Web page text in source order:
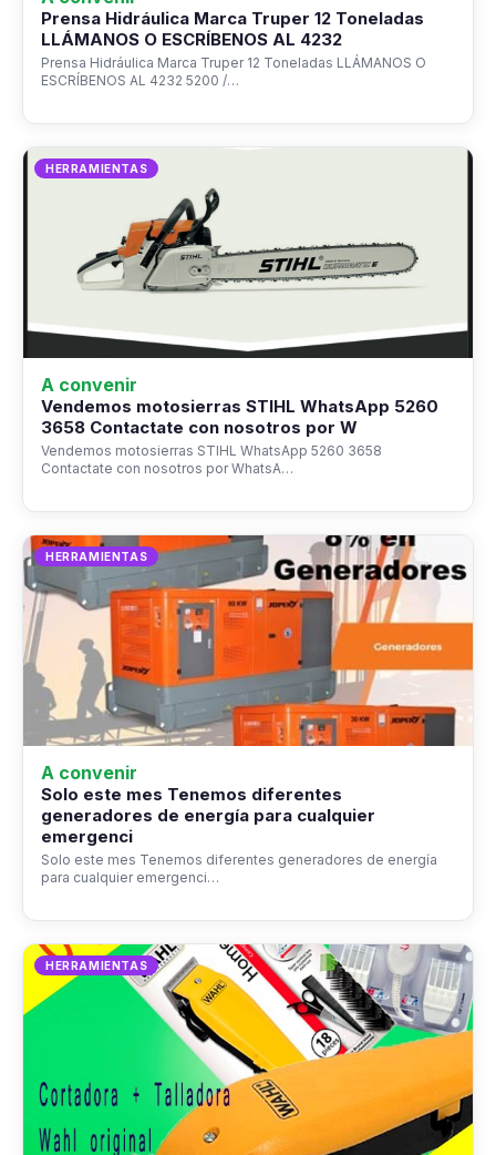
Prensa Hidráulica Marca Truper 12 Toneladas
LLÁMANOS O ESCRÍBENOS AL 4232
Prensa Hidráulica Marca Truper 12 Toneladas LLÁMANOS O
ESCRÍBENOS AL 4232 5200 /…
HERRAMIENTAS
A convenir
Vendemos motosierras STIHL WhatsApp 5260
3658 Contactate con nosotros por W
Vendemos motosierras STIHL WhatsApp 5260 3658
Contactate con nosotros por WhatsA…
HERRAMIENTAS
A convenir
Solo este mes Tenemos diferentes
generadores de energía para cualquier
emergenci
Solo este mes Tenemos diferentes generadores de energía
para cualquier emergenci…
HERRAMIENTAS